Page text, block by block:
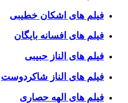
فیلم های اشکان خطیبی
فیلم های افسانه بایگان
فیلم های الناز حبیبی
فیلم های الناز شاکردوست
فیلم های الهه حصاری